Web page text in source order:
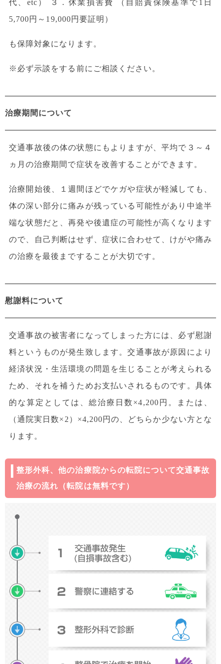
代、etc） ３．休業損害費 （自賠責保険基準で1日
5,700円～19,000円要証明）
も保障対象になります。
※必ず示談をする前にご相談ください。
治療期間について
交通事故後の体の状態にもよりますが、平均で３～４
ヵ月の治療期間で症状を改善することができます。
治療開始後、１週間ほどでケガや症状が軽減しても、
体の深い部分に痛みが残っている可能性があり中途半
端な状態だと、再発や後遺症の可能性が高くなります
ので、自己判断はせず、症状に合わせて、けがや痛み
の治療を最後まですることが大切です。
慰謝料について
交通事故の被害者になってしまった方には、必ず慰謝
料というものが発生致します。交通事故が原因により
経済状況・生活環境の問題を生じることが考えられる
ため、それを補うためお支払いされるものです。具体
的な算定としては、総治療日数×4,200円。または、
（通院実日数×2）×4,200円の、どちらか少ない方とな
ります。
整形外科、他の治療院からの転院について交通事故
治療の流れ（転院は無料です）